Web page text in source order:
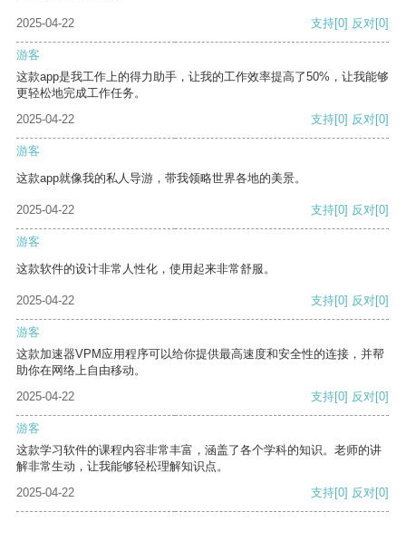
2025-04-22 支持[0] 反对[0]
游客
这款app是我工作上的得力助手，让我的工作效率提高了50%，让我能够
更轻松地完成工作任务。
2025-04-22
支持[0] 反对[0]
游客
这款app就像我的私人导游，带我领略世界各地的美景。
2025-04-22 支持[0] 反对[0]
游客
这款软件的设计非常人性化，使用起来非常舒服。
2025-04-22 支持[0] 反对[0]
游客
这款加速器VPM应用程序可以给你提供最高速度和安全性的连接，并帮
助你在网络上自由移动。
2025-04-22
支持[0] 反对[0]
游客
这款学习软件的课程内容非常丰富，涵盖了各个学科的知识。老师的讲
解非常生动，让我能够轻松理解知识点。
2025-04-22
支持[0] 反对[0]